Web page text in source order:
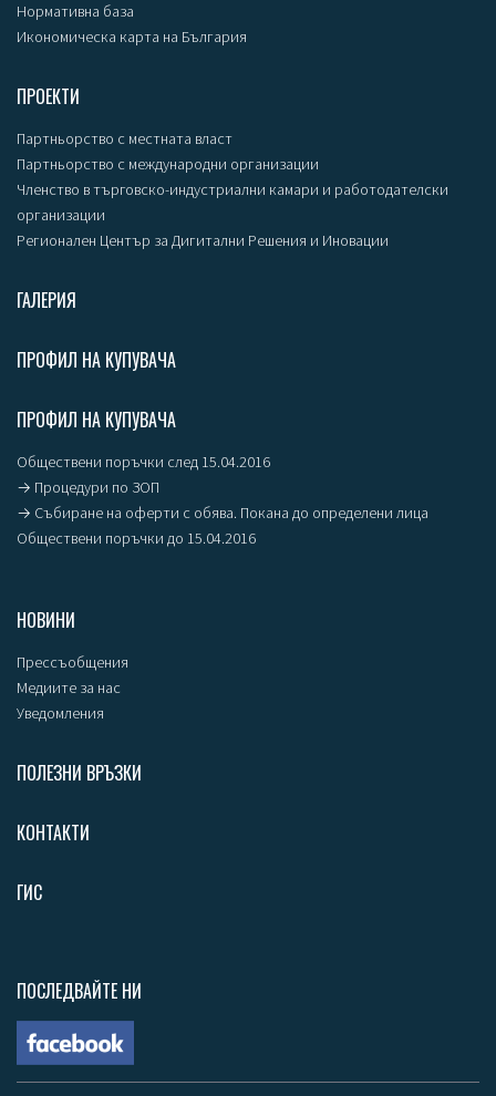
Нормативна база
Икономическа карта на България
ПРОЕКТИ
Партньорство с местната власт
Партньорство с международни организации
Членство в търговско-индустриални камари и работодателски
организации
Регионален Център за Дигитални Решения и Иновации
ГАЛЕРИЯ
ПРОФИЛ НА КУПУВАЧА
ПРОФИЛ НА КУПУВАЧА
Обществени поръчки след 15.04.2016
→ Процедури по ЗОП
→ Събиране на оферти с обява. Покана до определени лица
Обществени поръчки до 15.04.2016
НОВИНИ
Прессъобщения
Медиите за нас
Уведомления
ПОЛЕЗНИ ВРЪЗКИ
КОНТАКТИ
ГИС
ПОСЛЕДВАЙТЕ НИ